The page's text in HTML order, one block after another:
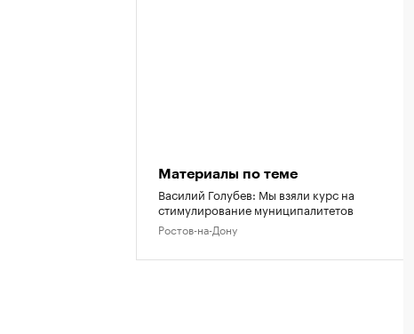
Материалы по теме
Василий Голубев: Мы взяли курс на
стимулирование муниципалитетов
Ростов-на-Дону